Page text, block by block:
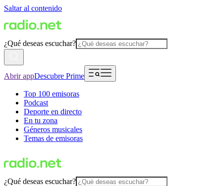
Saltar al contenido
¿Qué deseas escuchar?
Abrir appDescubre Prime
Top 100 emisoras
Podcast
Deporte en directo
En tu zona
Géneros musicales
Temas de emisoras
¿Qué deseas escuchar?